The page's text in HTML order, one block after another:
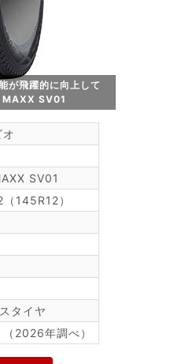
が飛躍的に向上して
MAXX SV01
SV01
145R12）
タイヤ
2026年調べ）